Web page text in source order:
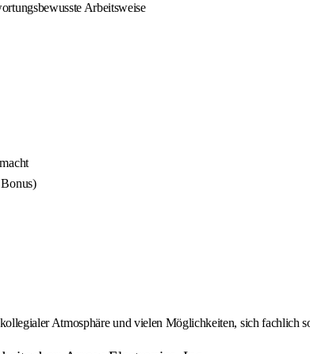
Arbeitsweise
Atmosphäre und vielen Möglichkeiten, sich fachlich